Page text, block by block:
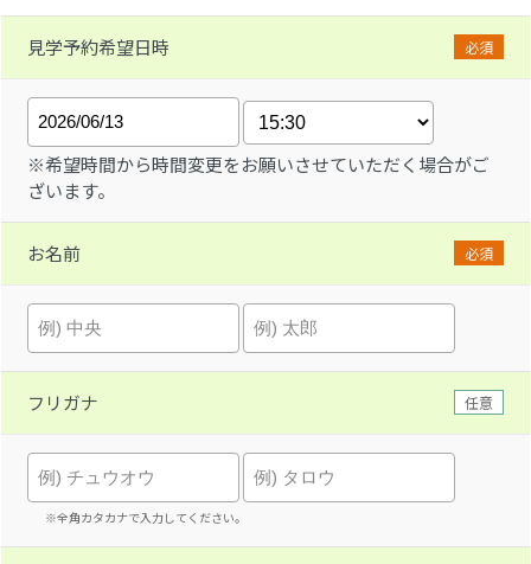
見学予約希望日時 必須
※希望時間から時間変更をお願いさせていただく場合がご
ざいます。
お名前 必須
フリガナ 任意
※全角カタカナで入力してください。